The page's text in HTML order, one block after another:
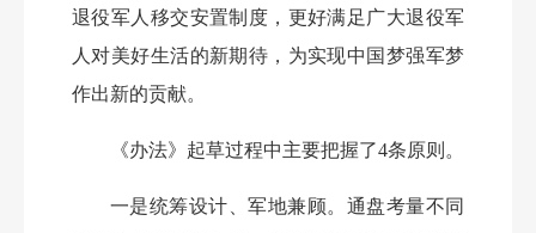
退役军人移交安置制度，更好满足广大退役军
人对美好生活的新期待，为实现中国梦强军梦
作出新的贡献。
《办法》起草过程中主要把握了4条原则。
一是统筹设计、军地兼顾。通盘考量不同